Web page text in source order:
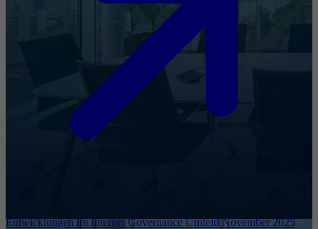
Entwicklungen im Internet Governance Umfeld November 2025